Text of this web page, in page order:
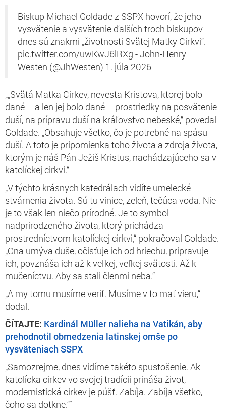
Biskup Michael Goldade z SSPX hovorí, že jeho
vysvätenie a vysvätenie ďalších troch biskupov
dnes sú znakmi „životnosti Svätej Matky Cirkvi“.
pic.twitter.com/uwKwJ6lRXg - John-Henry
Westen (@JhWesten) 1. júla 2026
„„Svätá Matka Cirkev, nevesta Kristova, ktorej bolo
dané – a len jej bolo dané – prostriedky na posvätenie
duší, na prípravu duší na kráľovstvo nebeské,“ povedal
Goldade. „Obsahuje všetko, čo je potrebné na spásu
duší. A toto je pripomienka toho života a zdroja života,
ktorým je náš Pán Ježiš Kristus, nachádzajúceho sa v
katolíckej cirkvi.“
„V týchto krásnych katedrálach vidíte umelecké
stvárnenia života. Sú tu vinice, zeleň, tečúca voda. Nie
je to však len niečo prírodné. Je to symbol
nadprirodzeného života, ktorý prichádza
prostredníctvom katolíckej cirkvi,“ pokračoval Goldade.
„Ona umýva duše, očisťuje ich od hriechu, pripravuje
ich, povznáša ich až k veľkej, veľkej svätosti. Až k
mučeníctvu. Aby sa stali členmi neba.“
„A my tomu musíme veriť. Musíme v to mať vieru,“
dodal.
ČÍTAJTE: Kardinál Müller nalieha na Vatikán, aby
prehodnotil obmedzenia latinskej omše po
vysväteniach SSPX
„Samozrejme, dnes vidíme takéto spustošenie. Ak
katolícka cirkev vo svojej tradícii prináša život,
modernistická cirkev je púšť. Zabíja. Zabíja všetko,
čoho sa dotkne.“”